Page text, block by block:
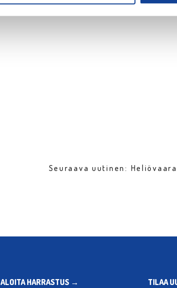
Seuraava uutinen:
ALOITA HARRASTUS →
TILAA